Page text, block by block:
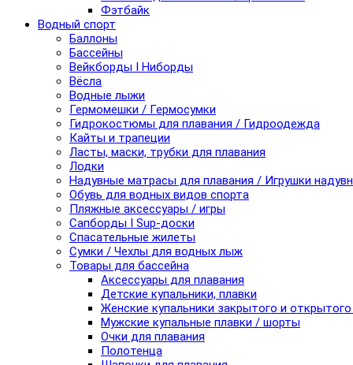
Фэтбайк
Водный спорт
Баллоны
Бассейны
Вейкборды I Ниборды
Вёсла
Водные лыжи
Гермомешки / Гермосумки
Гидрокостюмы для плавания / Гидроодежда
Кайты и трапеции
Ласты, маски, трубки для плавания
Лодки
Надувные матрасы для плавания / Игрушки
Обувь для водных видов спорта
Пляжные аксессуары / игры
Сапборды I Sup-доски
Спасательные жилеты
Сумки / Чехлы для водных лыж
Товары для бассейна
Аксессуары для плавания
Детские купальники, плавки
Женские купальники закрытого и
Мужские купальные плавки / шорты
Очки для плавания
Полотенца